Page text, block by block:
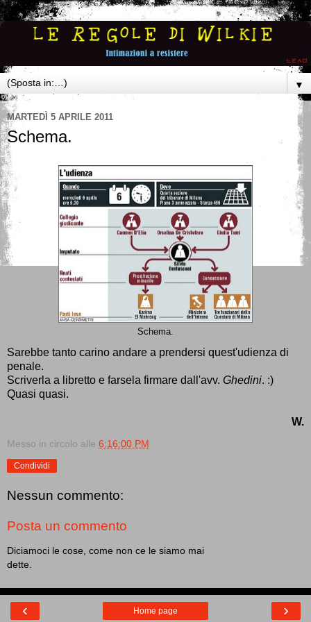
▼
MARTEDÌ 5 APRILE 2011
Schema.
Schema.
Sarebbe tanto carino andare a prendersi quest'udienza di
penale.
Scriverla a libretto e farsela firmare dall'avv. Ghedini. :)
Quasi quasi.
W.
Messo in circolo alle 6:16:00 PM
Condividi
Nessun commento:
Posta un commento
Diciamoci le cose, come non ce le siamo mai
dette.
‹ ›
Home page